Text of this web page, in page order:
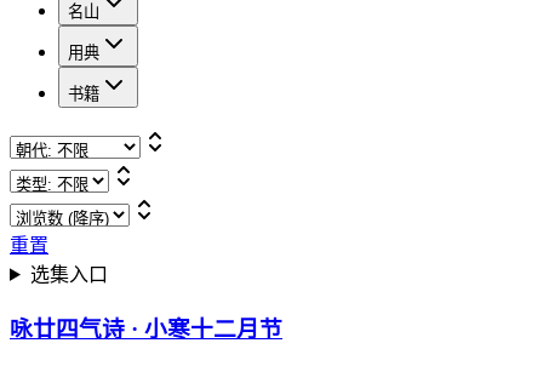
名山
用典
书籍
重置
选集入口
咏廿四气诗 · 小寒十二月节